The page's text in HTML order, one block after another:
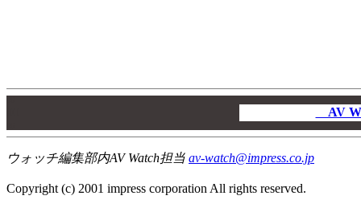
AV
ウォッチ編集部内AV Watch担当 av-watch@impress.co.jp
Copyright (c) 2001 impress corporation All rights reserved.